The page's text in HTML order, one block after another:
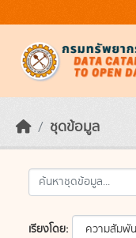
ชุดข้อมูล
เรียงโดย